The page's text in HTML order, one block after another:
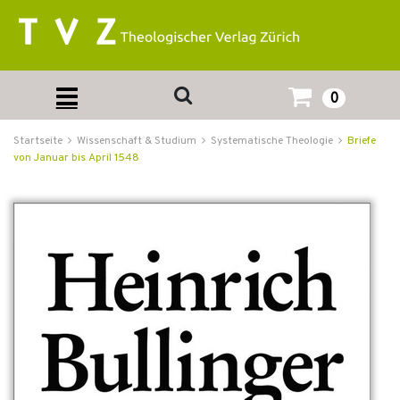
0
Startseite Wissenschaft & Studium Systematische Theologie
Briefe
von Januar bis April 1548